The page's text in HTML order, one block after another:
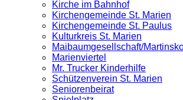
Kirche im Bahnhof
Kirchengemeinde St. Marien
Kirchengemeinde St. Paulus
Kulturkreis St. Marien
Maibaumgesellschaft/
Marienviertel
Mr. Trucker Kinderhilfe
Schützenverein St. Marien
Seniorenbeirat